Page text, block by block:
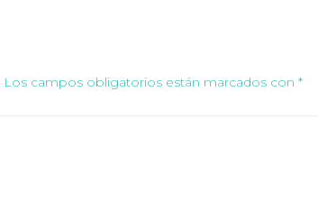
Los campos obligatorios están marcados con *